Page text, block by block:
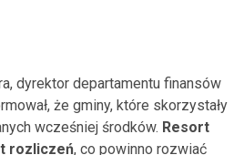
dyrektor departamentu finansów
że gminy, które skorzystały
wcześniej środków. Resort
rozliczeń, co powinno rozwiać